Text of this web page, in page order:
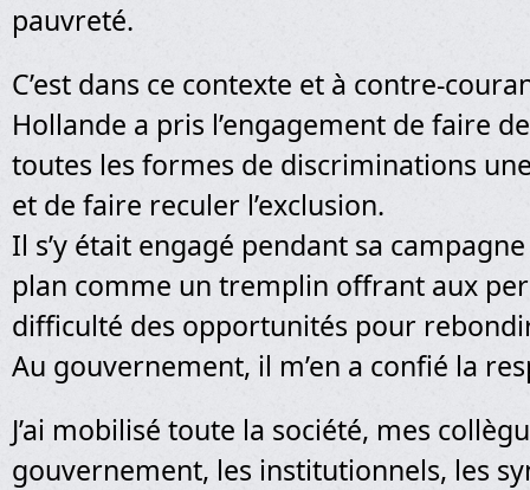
pauvreté.
C’est dans ce contexte et à contre-
Hollande a pris l’engagement de faire
toutes les formes de discriminations
et de faire reculer l’exclusion.
Il s’y était engagé pendant sa
plan comme un tremplin offrant aux
difficulté des opportunités pour
Au gouvernement, il m’en a confié la
J’ai mobilisé toute la société, mes
gouvernement, les institutionnels, les